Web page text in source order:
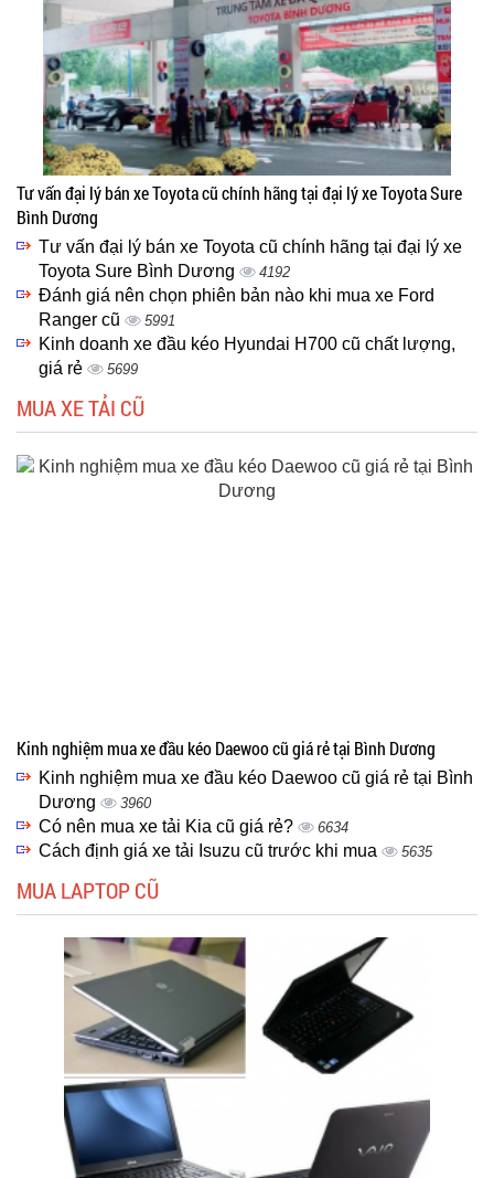
Tư vấn đại lý bán xe Toyota cũ chính hãng tại đại lý xe Toyota Sure
Bình Dương
Tư vấn đại lý bán xe Toyota cũ chính hãng tại đại lý xe
Toyota Sure Bình Dương
4192
Đánh giá nên chọn phiên bản nào khi mua xe Ford
Ranger cũ
5991
Kinh doanh xe đầu kéo Hyundai H700 cũ chất lượng,
giá rẻ
5699
MUA XE TẢI CŨ
Kinh nghiệm mua xe đầu kéo Daewoo cũ giá rẻ tại Bình Dương
Kinh nghiệm mua xe đầu kéo Daewoo cũ giá rẻ tại Bình
Dương
3960
Có nên mua xe tải Kia cũ giá rẻ? 6634
Cách định giá xe tải Isuzu cũ trước khi mua 5635
MUA LAPTOP CŨ